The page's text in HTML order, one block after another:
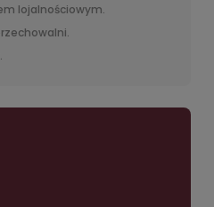
lojalnościowym.